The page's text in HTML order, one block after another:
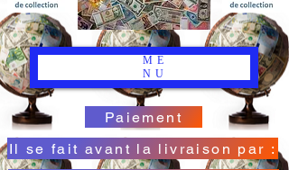
ME
NU
Paiement
Il se fait avant la livraison par :